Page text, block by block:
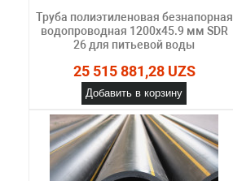
Труба полиэтиленовая безнапорная
водопроводная 1200х45.9 мм SDR
26 для питьевой воды
25 515 881,28 UZS
Добавить в корзину